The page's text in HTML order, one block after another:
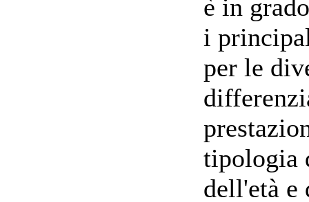
è in
i
per le
tipologia
dell'età e